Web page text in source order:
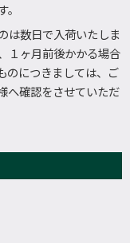
は数日で入荷いたしま
１ヶ月前後かかる場合
のにつきましては、ご
へ確認をさせていただ